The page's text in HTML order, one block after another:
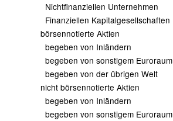
Nichtfinanziellen Unternehmen
Finanziellen Kapitalgesellschaften
börsennotierte Aktien
begeben von Inländern
begeben von sonstigem Euroraum
begeben von der übrigen Welt
nicht börsennotierte Aktien
begeben von Inländern
begeben von sonstigem Euroraum